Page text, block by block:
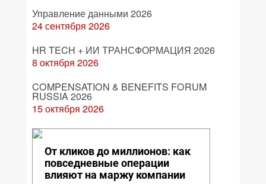
Управление данными 2026
24 сентября 2026
HR TECH + ИИ ТРАНСФОРМАЦИЯ 2026
8 октября 2026
COMPENSATION & BENEFITS FORUM
RUSSIA 2026
15 октября 2026
От кликов до миллионов: как
повседневные операции
влияют на маржу компании